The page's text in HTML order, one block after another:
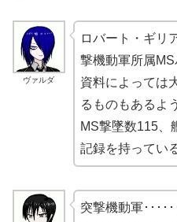
ヴァルダ
ロバート・ギリ
撃機動軍所属MS
資料によっては
るものもあるよ
MS撃墜数115、
記録を持ってい
突撃機動軍････